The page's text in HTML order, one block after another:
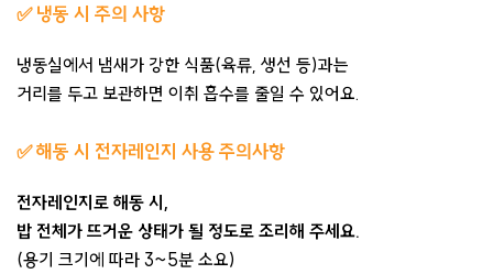
✅냉동 시 주의 사항
냉동실에서 냄새가 강한 식품(육류, 생선 등)과는
거리를 두고 보관하면 이취 흡수를 줄일 수 있어요.
✅해동 시 전자레인지 사용 주의사항
전자레인지로 해동 시,
밥 전체가 뜨거운 상태가 될 정도로 조리해 주세요.
(용기 크기에 따라 3~5분 소요)